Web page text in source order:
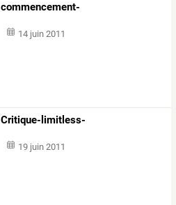
commencement-
14 juin 2011
Critique-limitless-
19 juin 2011